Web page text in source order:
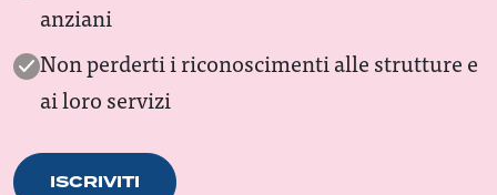
anziani
Non perderti i riconoscimenti alle strutture e
ai loro servizi
ISCRIVITI